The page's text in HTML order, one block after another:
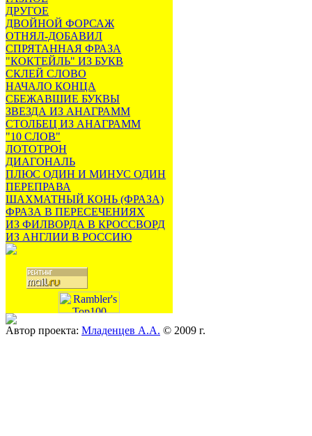
ДРУГОЕ
ДВОЙНОЙ ФОРСАЖ
ОТНЯЛ-ДОБАВИЛ
СПРЯТАННАЯ ФРАЗА
"КОКТЕЙЛЬ" ИЗ БУКВ
СКЛЕЙ СЛОВО
НАЧАЛО КОНЦА
СБЕЖАВШИЕ БУКВЫ
ЗВЕЗДА ИЗ АНАГРАММ
СТОЛБЕЦ ИЗ АНАГРАММ
"10 СЛОВ"
ЛОТОТРОН
ДИАГОНАЛЬ
ПЛЮС ОДИН И МИНУС ОДИН
ПЕРЕПРАВА
ШАХМАТНЫЙ КОНЬ (ФРАЗА)
ФРАЗА В ПЕРЕСЕЧЕНИЯХ
ИЗ ФИЛВОРДА В КРОССВОРД
ИЗ АНГЛИИ В РОССИЮ
Автор проекта: Младенцев А.А. © 2009 г.